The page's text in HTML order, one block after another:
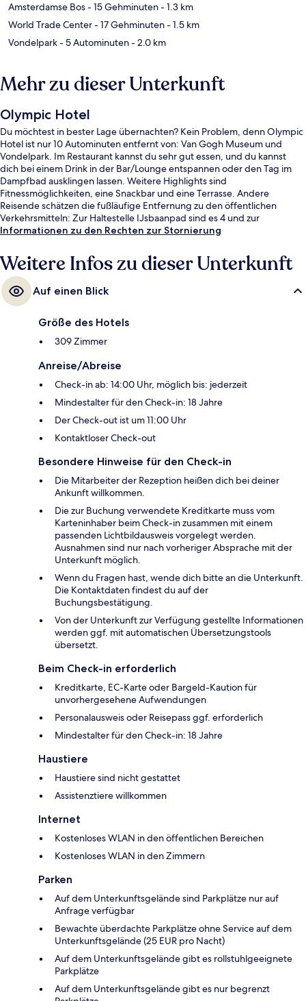
Amsterdamse Bos- 15 Gehminuten- 1.3 km
World Trade Center- 17 Gehminuten- 1.5 km
Vondelpark- 5 Autominuten- 2.0 km
Mehr zu dieser Unterkunft
Olympic Hotel
Du möchtest in bester Lage übernachten? Kein Problem, denn Olympic
Hotel ist nur 10 Autominuten entfernt von: Van Gogh Museum und
Vondelpark. Im Restaurant kannst du sehr gut essen, und du kannst
dich bei einem Drink in der Bar/Lounge entspannen oder den Tag im
Dampfbad ausklingen lassen. Weitere Highlights sind
Fitnessmöglichkeiten, eine Snackbar und eine Terrasse. Andere
Reisende schätzen die fußläufige Entfernung zu den öffentlichen
Verkehrsmitteln: Zur Haltestelle IJsbaanpad sind es 4 und zur
Straßenbahnhaltestelle Jan Wilsbrug sind es 6 Gehminuten.
Informationen zu den Rechten zur Stornierung
Weitere Infos zu dieser Unterkunft
Auf einen Blick
Größe des Hotels
309 Zimmer
Anreise/Abreise
Check-in ab: 14:00 Uhr, möglich bis: jederzeit
Mindestalter für den Check-in: 18 Jahre
Der Check-out ist um 11:00 Uhr
Kontaktloser Check-out
Besondere Hinweise für den Check-in
Die Mitarbeiter der Rezeption heißen dich bei deiner
Ankunft willkommen.
Die zur Buchung verwendete Kreditkarte muss vom
Karteninhaber beim Check-in zusammen mit einem
passenden Lichtbildausweis vorgelegt werden.
Ausnahmen sind nur nach vorheriger Absprache mit der
Unterkunft möglich.
Wenn du Fragen hast, wende dich bitte an die Unterkunft.
Die Kontaktdaten findest du auf der
Buchungsbestätigung.
Von der Unterkunft zur Verfügung gestellte Informationen
werden ggf. mit automatischen Übersetzungstools
übersetzt.
Beim Check-in erforderlich
Kreditkarte, EC-Karte oder Bargeld-Kaution für
unvorhergesehene Aufwendungen
Personalausweis oder Reisepass ggf. erforderlich
Mindestalter für den Check-in: 18 Jahre
Haustiere
Haustiere sind nicht gestattet
Assistenztiere willkommen
Internet
Kostenloses WLAN in den öffentlichen Bereichen
Kostenloses WLAN in den Zimmern
Parken
Auf dem Unterkunftsgelände sind Parkplätze nur auf
Anfrage verfügbar
Bewachte überdachte Parkplätze ohne Service auf dem
Unterkunftsgelände (25 EUR pro Nacht)
Auf dem Unterkunftsgelände gibt es rollstuhlgeeignete
Parkplätze
Auf dem Unterkunftsgelände gibt es nur begrenzt